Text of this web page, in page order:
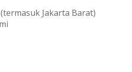
Jakarta Barat)